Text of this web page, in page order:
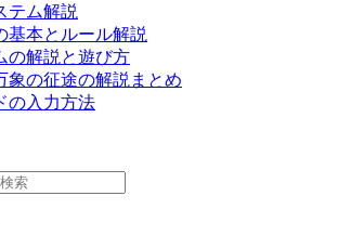
テム解説
基本とルール解説
の解説と遊び方
象の征途の解説まとめ
の入力方法